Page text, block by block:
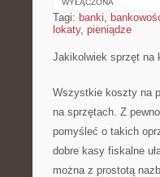
WYŁĄCZONA
Tagi: banki,
lokaty, pieniądze
Jakikolwiek sprzęt na
Wszystkie koszty na
na sprzętach. Z
pomyśleć o takich
dobre kasy fiskalne
można z prostotą